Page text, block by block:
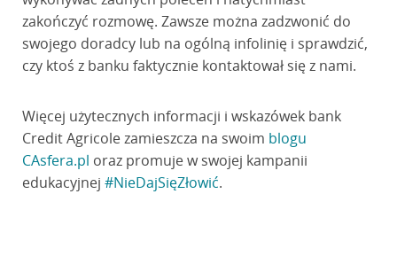
zakończyć rozmowę. Zawsze można zadzwonić do
swojego doradcy lub na ogólną infolinię i sprawdzić,
czy ktoś z banku faktycznie kontaktował się z nami.
Więcej użytecznych informacji i wskazówek bank
Credit Agricole zamieszcza na swoim blogu
CAsfera.pl oraz promuje w swojej kampanii
edukacyjnej #NieDajSięZłowić.